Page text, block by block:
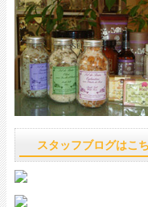
スタッフブログはこ